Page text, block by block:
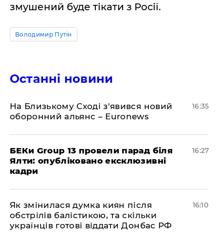
змушений буде тікати з Росії.
Володимир Путін
Останні новини
На Близькому Сході з'явився новий
оборонний альянс – Euronews
16:35
БЕКи Group 13 провели парад біля
Ялти: опубліковано ексклюзивні
кадри
16:27
Як змінилася думка киян після
обстрілів балістикою, та скільки
українців готові віддати Донбас РФ
16:10